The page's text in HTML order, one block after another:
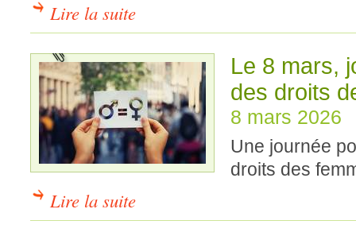
Lire la suite
Le 8 mars,
des droits
8 mars 2026
Une journée
droits des
Lire la suite